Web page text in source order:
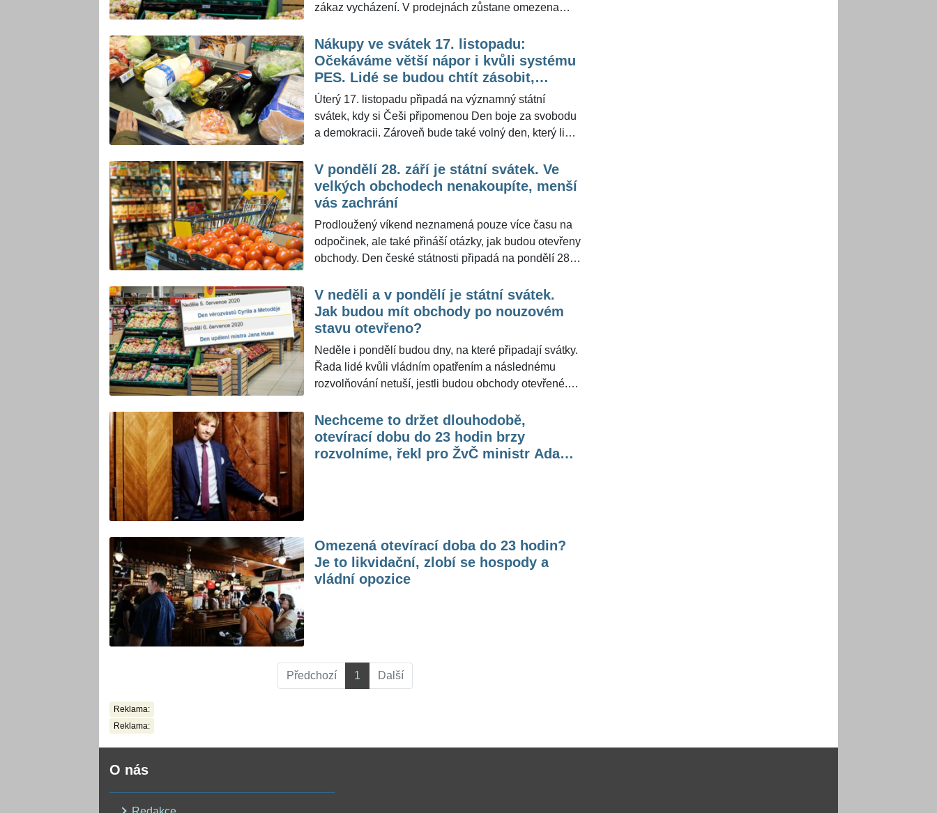
zákaz vycházení. V prodejnách zůstane omezena
Nákupy ve svátek 17. listopadu:
Očekáváme větší nápor i kvůli systému
PES. Lidé se budou chtít zásobit,
uvedla mluvčí
Úterý 17. listopadu připadá na významný státní
svátek, kdy si Češi připomenou Den boje za svobodu
a demokracii. Zároveň bude také volný den, který lidé
blížící se vánoční svátky. Pro ŽivotvČesku.cz uvedla
mluvčí jednoho z největších obchodních řetězců u
nás, jak jsou připraveni na zvýšený zájem lidí a také
zavedena s ohledem na ochranu zdraví zákazníků.
V pondělí 28. září je státní svátek. Ve
velkých obchodech nenakoupíte, menší
vás zachrání
Prodloužený víkend neznamená pouze více času na
odpočinek, ale také přináší otázky, jak budou otevřeny
obchody. Den české státnosti připadá na pondělí 28.
supermarketu, nebo velké obchody budou mít
zavřeno? Připravili jsme pro vás přehled, jak bude mít
otevřeno Billa, COOP, Albert, Tesco, Globus, Lidl či
V neděli a v pondělí je státní svátek.
Jak budou mít obchody po nouzovém
stavu otevřeno?
Neděle i pondělí budou dny, na které připadají svátky.
Řada lidé kvůli vládním opatřením a následnému
rozvolňování netuší, jestli budou obchody otevřené.
obchody nemusí zavírat. Pokud se tak stane, je to
čistě na jejich rozhodnutí.
Nechceme to držet dlouhodobě,
otevírací dobu do 23 hodin brzy
rozvolníme, řekl pro ŽvČ ministr Adam
Omezená otevírací doba do 23 hodin?
Je to likvidační, zlobí se hospody a
vládní opozice
Předchozí 1 Další
Reklama:
Reklama:
O nás